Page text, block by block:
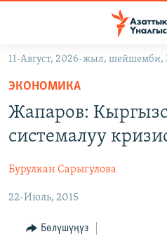
Навигацияга
өтүңүз
Издөөгө
салыңызКЫРГЫЗСТАН
ЭКОНОМИКА
МАДАНИЯТ
БОРБОР АЗИЯ
АТАЙЫН ИЛИКТӨӨ
ТВ ПРОГРАММАЛАР
БҮГҮН АЗАТТЫКТА
ПОДКАСТ
11-Август, 2026-жыл, шейшемби,
ЭКОНОМИКА
Жапаров:
системалуу
Бурулкан Сарыгулова
22-Июль, 2015
Бөлүшүңүз